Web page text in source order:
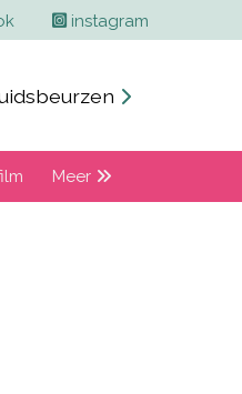
instagram
Meer